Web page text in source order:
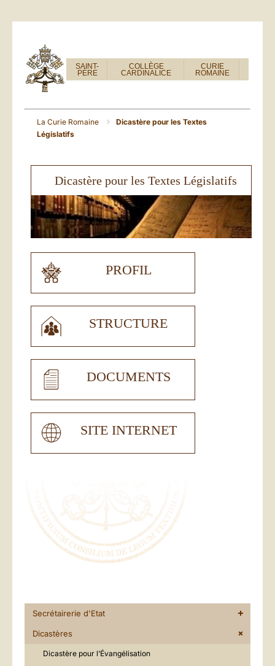
SAINT-
PÈRE
COLLÈGE
CARDINALICE
CURIE
ROMAINE
La Curie Romaine
Dicastère pour les Textes
Législatifs
Dicastère pour les Textes Législatifs
PROFIL
STRUCTURE
DOCUMENTS
SITE INTERNET
Secrétairerie d'Etat
Dicastères
Dicastère pour l’Évangélisation